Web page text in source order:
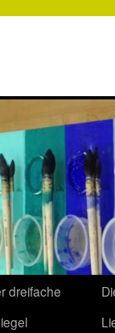
dreifache